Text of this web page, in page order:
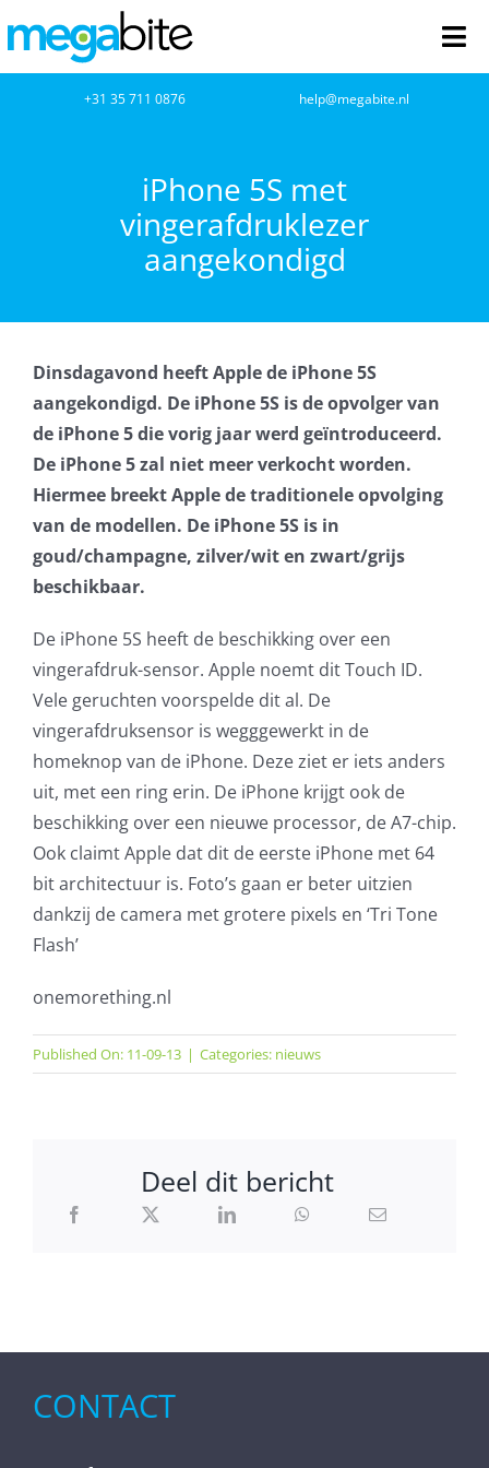
naar
inhoud
Netwerkbeheer
VOIP
Microsoft NCE
AVG
Office365
Glasvezelverbindingen
Microsoft software licenties
SLA overeenkomsten
Remote Help
WordPress SLA Contract
Contact
+31 35 711 0876 help@megabite.nl
iPhone 5S met
vingerafdruklezer
aangekondigd
Dinsdagavond heeft Apple de iPhone 5S
aangekondigd. De iPhone 5S is de opvolger van
de iPhone 5 die vorig jaar werd geïntroduceerd.
De iPhone 5 zal niet meer verkocht worden.
Hiermee breekt Apple de traditionele opvolging
van de modellen. De iPhone 5S is in
goud/champagne, zilver/wit en zwart/grijs
beschikbaar.
De iPhone 5S heeft de beschikking over een
vingerafdruk-sensor. Apple noemt dit Touch ID.
Vele geruchten voorspelde dit al. De
vingerafdruksensor is wegggewerkt in de
homeknop van de iPhone. Deze ziet er iets anders
uit, met een ring erin. De iPhone krijgt ook de
beschikking over een nieuwe processor, de A7-chip.
Ook claimt Apple dat dit de eerste iPhone met 64
bit architectuur is. Foto’s gaan er beter uitzien
dankzij de camera met grotere pixels en ‘Tri Tone
Flash’
onemorething.nl
Published On: 11-09-13 | Categories: nieuws
Deel dit bericht
CONTACT